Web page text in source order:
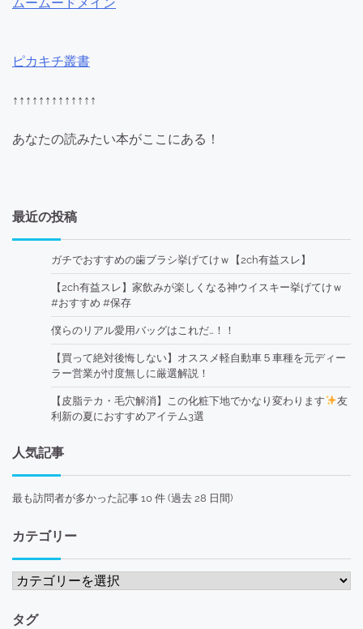
ピカキチ叢書
↑↑↑↑↑↑↑↑↑↑↑↑↑
あなたの読みたい本がここにある！
最近の投稿
ガチでおすすめの歯ブラシ挙げてけｗ【2ch有益スレ】
【2ch有益スレ】家飲みが楽しくなる神ウイスキー挙げてけｗ
#おすすめ #保存
僕らのリアル愛用バッグはこれだ…！！
【買って絶対後悔しない】オススメ軽自動車５車種を元ディー
ラー営業が忖度無しに厳選解説！
【皮脂テカ・毛穴解消】この化粧下地でかなり変わります
友
利新の夏におすすめアイテム3選
人気記事
最も訪問者が多かった記事 10 件 (過去 28 日間)
カテゴリー
カ
ゴ
タグ